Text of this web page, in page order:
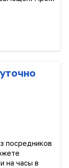
посредников
на часы в